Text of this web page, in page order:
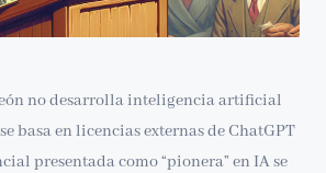
no desarrolla inteligencia artificial
basa en licencias externas de ChatGPT
presentada como “pionera” en IA se